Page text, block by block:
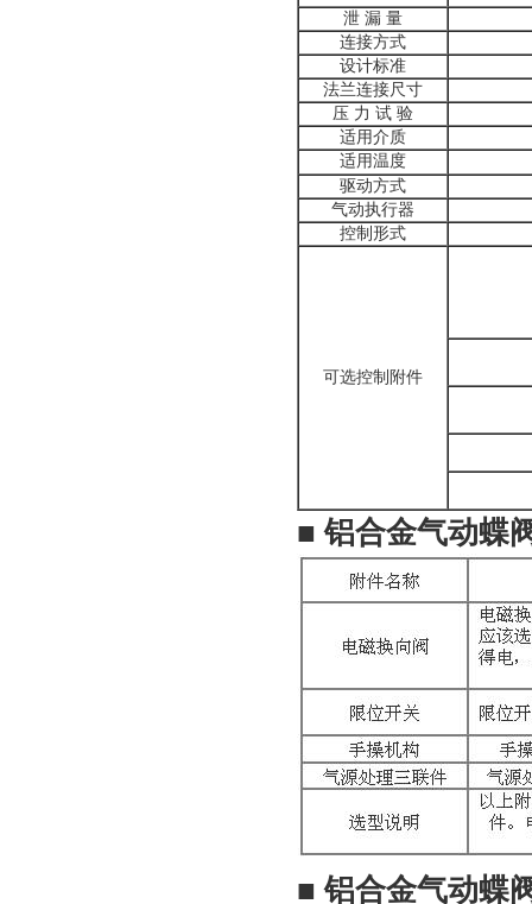
泄 漏 量
连接方式
设计标准
法兰连接尺寸
压 力 试 验
适用介质
适用温度
驱动方式
气动执行器
控制形式
可选控制附件
■铝合金气动蝶
■铝合金气动蝶